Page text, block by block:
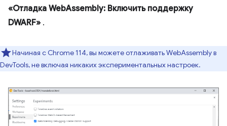
«Отладка WebAssembly: Включить поддержку
DWARF» .
Начиная с Chrome 114, вы можете отлаживать WebAssembly в
DevTools, не включая никаких экспериментальных настроек.